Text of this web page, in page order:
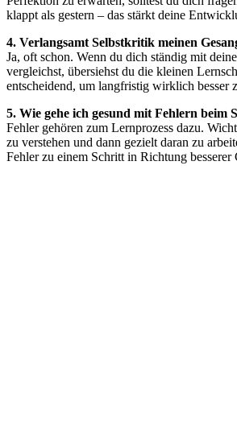
klappt als gestern – das stärkt deine
4. Verlangsamt Selbstkritik meinen
Ja, oft schon. Wenn du dich ständig mit
vergleichst, übersiehst du die kleinen
entscheidend, um langfristig wirklich besser
5. Wie gehe ich gesund mit Fehlern beim
Fehler gehören zum Lernprozess dazu.
zu verstehen und dann gezielt daran zu
Fehler zu einem Schritt in Richtung besserer